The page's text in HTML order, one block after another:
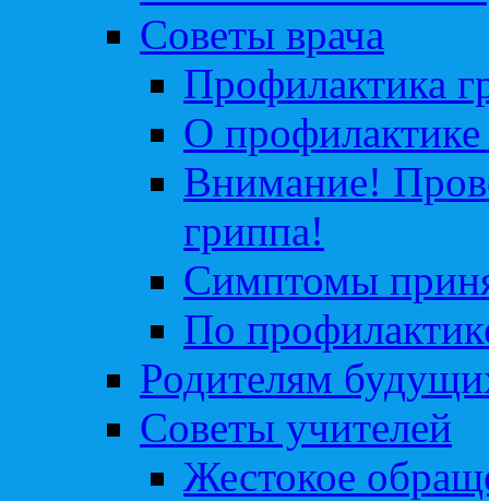
Советы врача
Профилактика
О профилактике
Внимание!
гриппа!
Симптомы
По
Родителям
Советы учителей
Жестокое